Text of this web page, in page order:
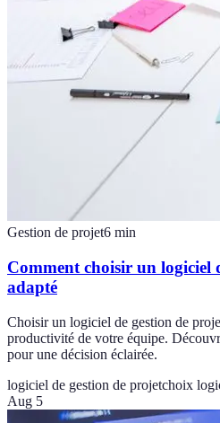
Gestion de projet6 min
Comment choisir un logiciel
adapté
Choisir un logiciel de gestion de
productivité de votre équipe.
pour une décision éclairée.
logiciel de gestion de projetchoix
Aug 5